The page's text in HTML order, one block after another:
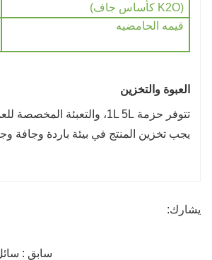
(K2O كأساس جاف)
قيمه الحامضيه
العبوة والتخزين
تتوفر حزمة 1L 5L، والتعبئة المخصصة للعملاء.
يجب تخزين المنتج في بيئة باردة وجافة
يشارك:
سابق :